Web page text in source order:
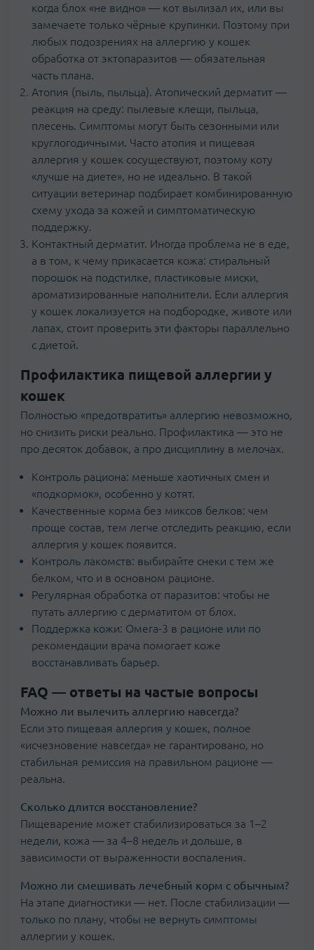
когда блох «не видно» — кот вылизал их, или вы
замечаете только чёрные крупинки. Поэтому при
любых подозрениях на аллергию у кошек
обработка от эктопаразитов — обязательная
часть плана.
Атопия (пыль, пыльца). Атопический дерматит —
реакция на среду: пылевые клещи, пыльца,
плесень. Симптомы могут быть сезонными или
круглогодичными. Часто атопия и пищевая
аллергия у кошек сосуществуют, поэтому коту
«лучше на диете», но не идеально. В такой
ситуации ветеринар подбирает комбинированную
схему ухода за кожей и симптоматическую
поддержку.
Контактный дерматит. Иногда проблема не в еде,
а в том, к чему прикасается кожа: стиральный
порошок на подстилке, пластиковые миски,
ароматизированные наполнители. Если аллергия
у кошек локализуется на подбородке, животе или
лапах, стоит проверить эти факторы параллельно
с диетой.
Профилактика пищевой аллергии у
кошек
Полностью «предотвратить» аллергию невозможно,
но снизить риски реально. Профилактика — это не
про десяток добавок, а про дисциплину в мелочах.
Контроль рациона: меньше хаотичных смен и
«подкормок», особенно у котят.
Качественные корма без миксов белков: чем
проще состав, тем легче отследить реакцию, если
аллергия у кошек появится.
Контроль лакомств: выбирайте снеки с тем же
белком, что и в основном рационе.
Регулярная обработка от паразитов: чтобы не
путать аллергию с дерматитом от блох.
Поддержка кожи: Омега-3 в рационе или по
рекомендации врача помогает коже
восстанавливать барьер.
FAQ — ответы на частые вопросы
Можно ли вылечить аллергию навсегда?
Если это пищевая аллергия у кошек, полное
«исчезновение навсегда» не гарантировано, но
стабильная ремиссия на правильном рационе —
реальна.
Сколько длится восстановление?
Пищеварение может стабилизироваться за 1–2
недели, кожа — за 4–8 недель и дольше, в
зависимости от выраженности воспаления.
Можно ли смешивать лечебный корм с обычным?
На этапе диагностики — нет. После стабилизации —
только по плану, чтобы не вернуть симптомы
аллергии у кошек.